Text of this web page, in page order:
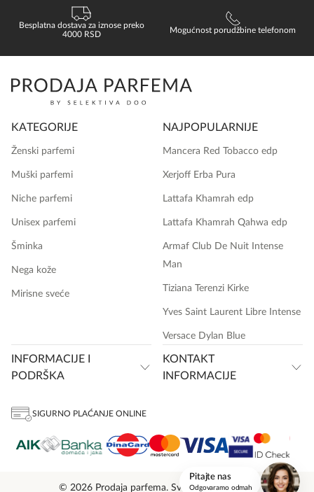
Besplatna dostava za iznose preko
4000 RSD
Mogućnost porudžbine telefonom
KATEGORIJE
Ženski parfemi
Muški parfemi
Niche parfemi
Unisex parfemi
Šminka
Nega kože
Mirisne sveće
NAJPOPULARNIJE
Mancera Red Tobacco edp
Xerjoff Erba Pura
Lattafa Khamrah edp
Lattafa Khamrah Qahwa edp
Armaf Club De Nuit Intense
Man
Tiziana Terenzi Kirke
Yves Saint Laurent Libre Intense
Versace Dylan Blue
INFORMACIJE I
PODRŠKA
KONTAKT
INFORMACIJE
SIGURNO PLAĆANJE ONLINE
© 2026 Prodaja parfema. Sva prava zadržana.
Pitajte nas
Odgovaramo odmah